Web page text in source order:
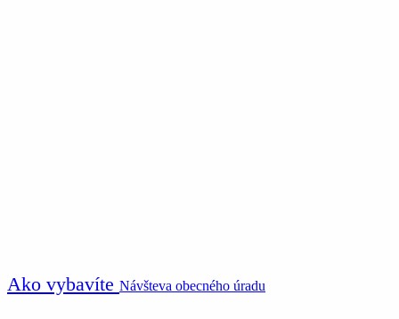
Ako vybavíte Návšteva obecného úradu